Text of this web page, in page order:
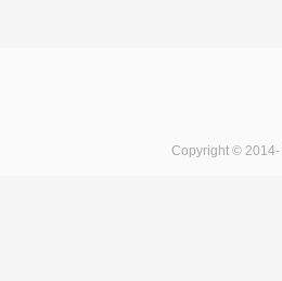
Copyright © 2014-